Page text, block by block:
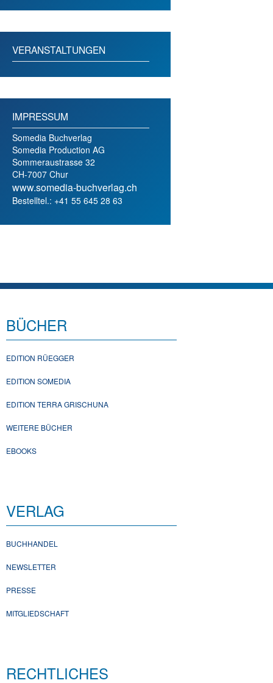
VERANSTALTUNGEN
IMPRESSUM
Somedia Buchverlag
Somedia Production AG
Sommeraustrasse 32
CH-7007 Chur
www.somedia-buchverlag.ch
Bestelltel.: +41 55 645 28 63
BÜCHER
EDITION RÜEGGER
EDITION SOMEDIA
EDITION TERRA GRISCHUNA
WEITERE BÜCHER
EBOOKS
VERLAG
BUCHHANDEL
NEWSLETTER
PRESSE
MITGLIEDSCHAFT
RECHTLICHES